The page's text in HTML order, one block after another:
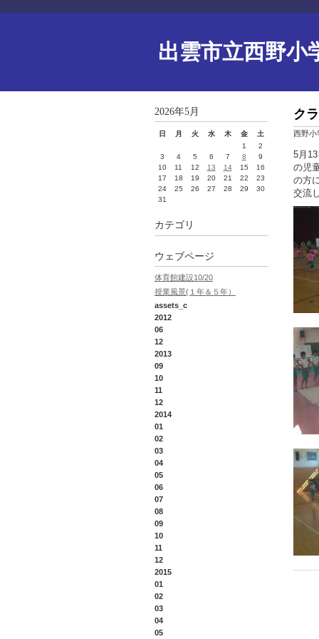
出雲市立西野小
ク
西野小
5月
の児
の方
交流
2026年5月
日 月 火 水 木 金
土
1
2
3
4 5 6 7 8
9
10
11 12 13 14 15
16
17
18 19 20 21 22
23
24
25 26 27 28 29
30
31
カテゴリ
ウェブページ
体育館建設10/20
授業風景(１年＆５年）
assets_c
2012
06
12
2013
09
10
11
12
2014
01
02
03
04
05
06
07
08
09
10
11
12
2015
01
02
03
04
05